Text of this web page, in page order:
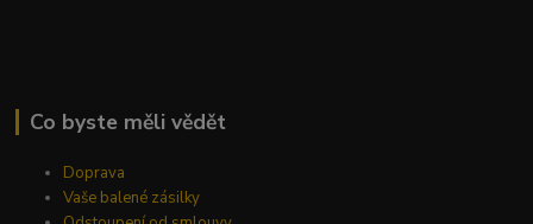
Co byste měli vědět
Doprava
Vaše balené zásilky